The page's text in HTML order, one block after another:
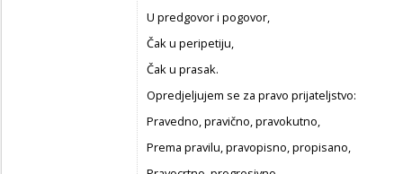
U predgovor i pogovor,
Čak u peripetiju,
Čak u prasak.
Opredjeljujem se za pravo prijateljstvo:
Pravedno, pravično, pravokutno,
Prema pravilu, pravopisno, propisano,